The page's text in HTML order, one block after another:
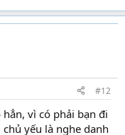
#12
vì có phải bạn đi
yếu là nghe danh